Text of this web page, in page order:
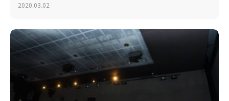
2020.03.02